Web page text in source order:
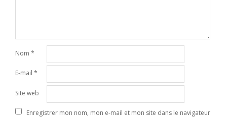
Nom *
E-mail *
Site web
Enregistrer mon nom, mon e-mail et mon site dans le navigateur